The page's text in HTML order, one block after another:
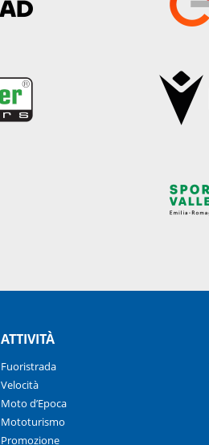
ATTIVITÀ
Fuoristrada
Velocità
Moto d’Epoca
Mototurismo
Promozione